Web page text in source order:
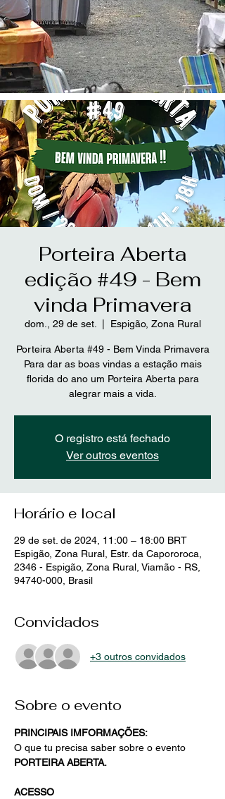
Porteira Aberta
edição #49 - Bem
vinda Primavera
dom., 29 de set.
  |
Espigão, Zona Rural
Porteira Aberta #49 - Bem Vinda Primavera
Para dar as boas vindas a estação mais
florida do ano um Porteira Aberta para
alegrar mais a vida.
O registro está fechado
Ver outros eventos
Horário e local
29 de set. de 2024, 11:00 – 18:00 BRT
Espigão, Zona Rural, Estr. da Capororoca,
2346 - Espigão, Zona Rural, Viamão - RS,
94740-000, Brasil
Convidados
+3 outros convidados
Sobre o evento
PRINCIPAIS IMFORMAÇÕES:
O que tu precisa saber sobre o evento
PORTEIRA ABERTA.
ACESSO